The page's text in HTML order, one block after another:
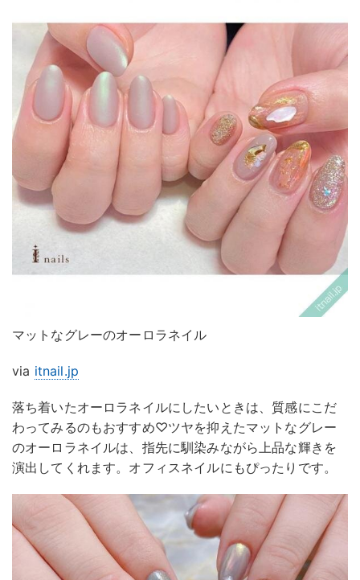
マットなグレーのオーロラネイル
via itnail.jp
落ち着いたオーロラネイルにしたいときは、質感にこだ
わってみるのもおすすめ♡ツヤを抑えたマットなグレー
のオーロラネイルは、指先に馴染みながら上品な輝きを
演出してくれます。オフィスネイルにもぴったりです。